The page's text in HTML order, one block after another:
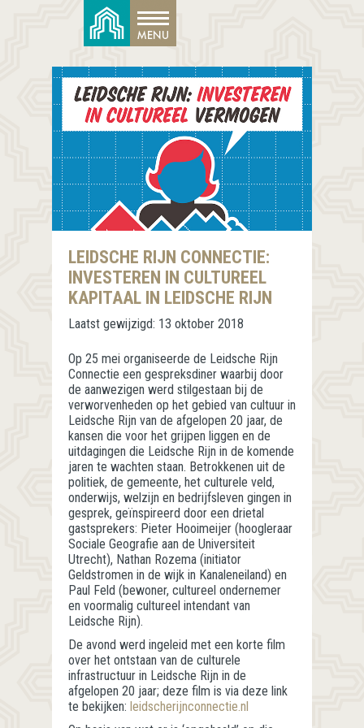
LEIDSCHE RIJN CONNECTIE:
INVESTEREN IN CULTUREEL
KAPITAAL IN LEIDSCHE RIJN
Laatst gewijzigd: 13 oktober 2018
Op 25 mei organiseerde de Leidsche Rijn
Connectie een gespreksdiner waarbij door
de aanwezigen werd stilgestaan bij de
verworvenheden op het gebied van cultuur in
Leidsche Rijn van de afgelopen 20 jaar, de
kansen die voor het grijpen liggen en de
uitdagingen die Leidsche Rijn in de komende
jaren te wachten staan. Betrokkenen uit de
politiek, de gemeente, het culturele veld,
onderwijs, welzijn en bedrijfsleven gingen in
gesprek, geïnspireerd door een drietal
gastsprekers: Pieter Hooimeijer (hoogleraar
Sociale Geografie aan de Universiteit
Utrecht), Nathan Rozema (initiator
Geldstromen in de wijk in Kanaleneiland) en
Paul Feld (bewoner, cultureel ondernemer
en voormalig cultureel intendant van
Leidsche Rijn).
De avond werd ingeleid met een korte film
over het ontstaan van de culturele
infrastructuur in Leidsche Rijn in de
afgelopen 20 jaar; deze film is via deze link
te bekijken: leidscherijnconnectie.nl